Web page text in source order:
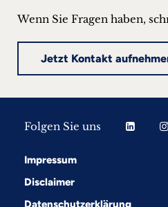
Wenn Sie Fragen haben,
Jetzt Kontakt
Folgen Sie uns
Impressum
Disclaimer
Datenschutzerklärung